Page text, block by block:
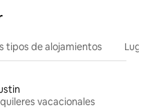
tipos de alojamientos
vacacionales